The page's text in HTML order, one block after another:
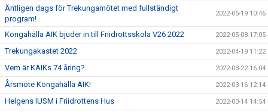
Äntligen dags för Trekungamötet med fullständigt
program!
2022-05-19 10:46
Kongahälla AIK bjuder in till Friidrottsskola V26 2022 2022-05-08 17:05
Trekungakastet 2022 2022-04-19 11:22
Vem är KAIKs 74 åring? 2022-03-22 16:04
Årsmöte Kongahälla AIK! 2022-03-16 12:14
Helgens IUSM i Friidrottens Hus 2022-03-14 14:54